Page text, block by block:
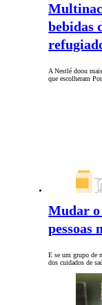
bebidas
A Nestlé doou
que escolheram
Mudar o
pessoas
E se um grupo de
dos cuidados de